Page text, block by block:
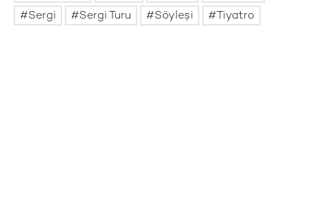
Sergi
Sergi Turu Söyleşi Tiyatro